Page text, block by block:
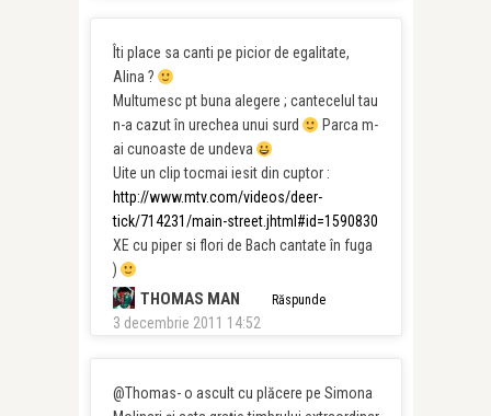
Îti place sa canti pe picior de egalitate,
Alina ?
Multumesc pt buna alegere ; cantecelul tau
n-a cazut în urechea unui surd
Parca m-
ai cunoaste de undeva
Uite un clip tocmai iesit din cuptor :
http://www.mtv.com/videos/deer-
tick/714231/main-street.jhtml#id=1590830
XE cu piper si flori de Bach cantate în fuga
)
THOMAS MAN
3 decembrie 2011 14:52
Răspunde
@Thomas- o ascult cu plăcere pe Simona